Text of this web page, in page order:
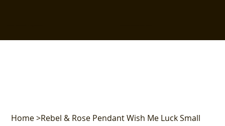
Home>Rebel & Rose Pendant Wish Me Luck Small